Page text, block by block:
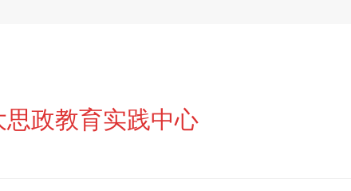
政教育实践中心